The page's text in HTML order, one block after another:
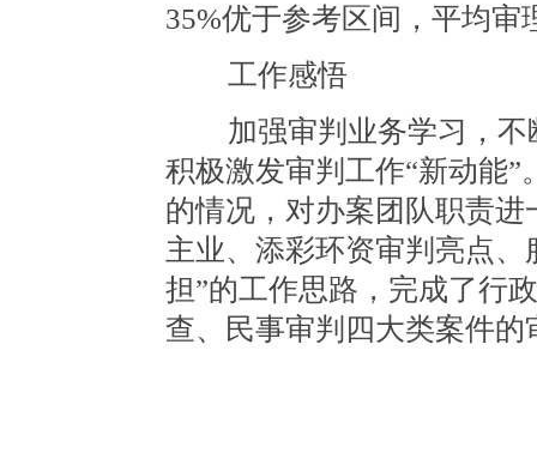
35%优于参考区间，平均审
工作感悟
加强审判业务学习，不
积极激发审判工作“新动能
的情况，对办案团队职责
主业、添彩环资审判亮点
担”的工作思路，完成了行
查、民事审判四大类案件的